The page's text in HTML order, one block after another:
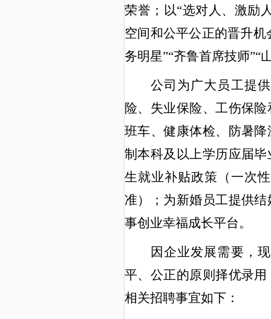
荣誉；以“选对人、激励
空间和公平公正的晋升机
务明星”“齐鲁首席技师”“
公司为广大员工提
险、失业保险、工伤保
班车、健康体检、防暑
制本科及以上学历应届
生就业补贴政策（一次
准）；为新婚员工提供
事创业幸福成长平台。
因企业发展需要，
平、公正的原则择优录
相关招聘事宜如下：